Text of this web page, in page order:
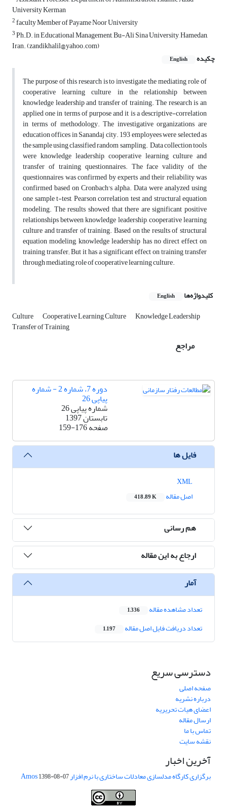
University Kerman
2faculty Member of Payame Noor University
3Ph.D. in Educational Management, Bu-Ali Sina University, Hamedan,
Iran. (zandikhalil@yahoo.com)
چکیده
English
The purpose of this research is to investigate the mediating role of
cooperative learning culture in the relationship between
knowledge leadership and transfer of training. The research is an
applied one in terms of purpose and it is a descriptive-correlation
in terms of methodology. The investigative organizations are
education offices in Sanandaj city. 193 employees were selected as
the sample using classified random sampling. Data collection tools
were knowledge leadership, cooperative learning culture and
transfer of training questionnaires. The face validity of the
questionnaires was confirmed by experts and their reliability was
confirmed based on Cronbach's alpha. Data were analyzed using
one sample t-test, Pearson correlation test and structural equation
modeling. The results showed that there are significant positive
relationships between knowledge leadership, cooperative learning
culture and transfer of training. Based on the results of structural
equation modeling, knowledge leadership has no direct effect on
training transfer; But it has a significant effect on training transfer
through mediating role of cooperative learning culture.
کلیدواژه‌ها English
Culture Cooperative Learning Culture Knowledge Leadership
Transfer of Training
مراجع
دوره 7، شماره 2 - شماره
پیاپی 26
شماره پیاپی 26
تابستان 1397
صفحه159-176
فایل ها
اصل مقاله
418.89 K
هم رسانی
ارجاع به این مقاله
آمار
تعداد مشاهده مقاله 1,336
تعداد دریافت فایل اصل مقاله 1,197
دسترسی سریع
صفحه اصلی
درباره نشریه
اعضای هیات تحریریه
ارسال مقاله
تماس با ما
نقشه سایت
آخرین اخبار
برگزاری کارگاه مدلسازی معادلات ساختاری با نرم افزار Amos1398-08-07